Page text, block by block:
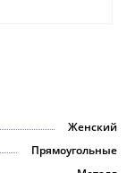
Женский
Прямоугольные